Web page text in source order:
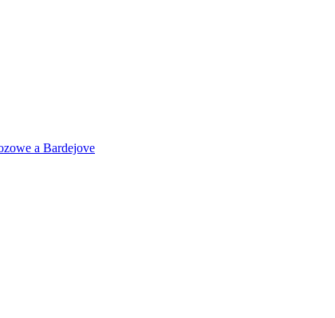
a Bardejove